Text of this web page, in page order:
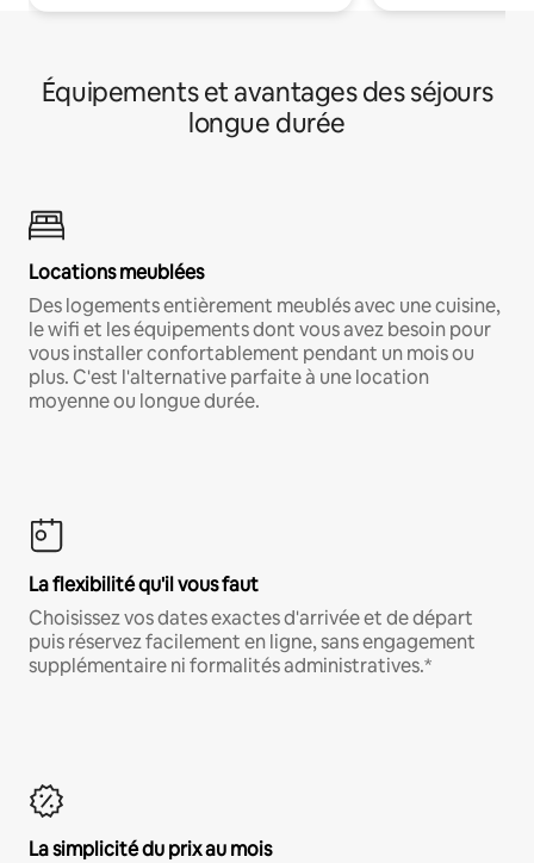
Équipements et avantages des séjours
longue durée
Locations meublées
Des logements entièrement meublés avec une cuisine,
le wifi et les équipements dont vous avez besoin pour
vous installer confortablement pendant un mois ou
plus. C'est l'alternative parfaite à une location
moyenne ou longue durée.
La flexibilité qu'il vous faut
Choisissez vos dates exactes d'arrivée et de départ
puis réservez facilement en ligne, sans engagement
supplémentaire ni formalités administratives.*
La simplicité du prix au mois